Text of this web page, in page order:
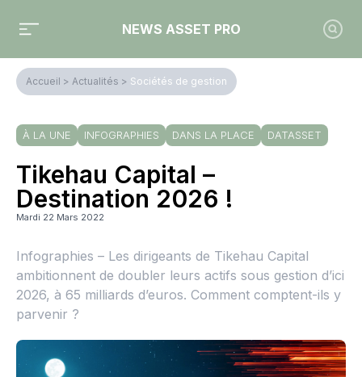
NEWS ASSET PRO
Accueil > Actualités > Sociétés de gestion
À LA UNE INFOGRAPHIES DANS LA PLACE DATASSET
Tikehau Capital –
Destination 2026 !
Mardi 22 Mars 2022
Infographies – Les dirigeants de Tikehau Capital
ambitionnent de doubler leurs actifs sous gestion d’ici
2026, à 65 milliards d’euros. Comment comptent-ils y
parvenir ?